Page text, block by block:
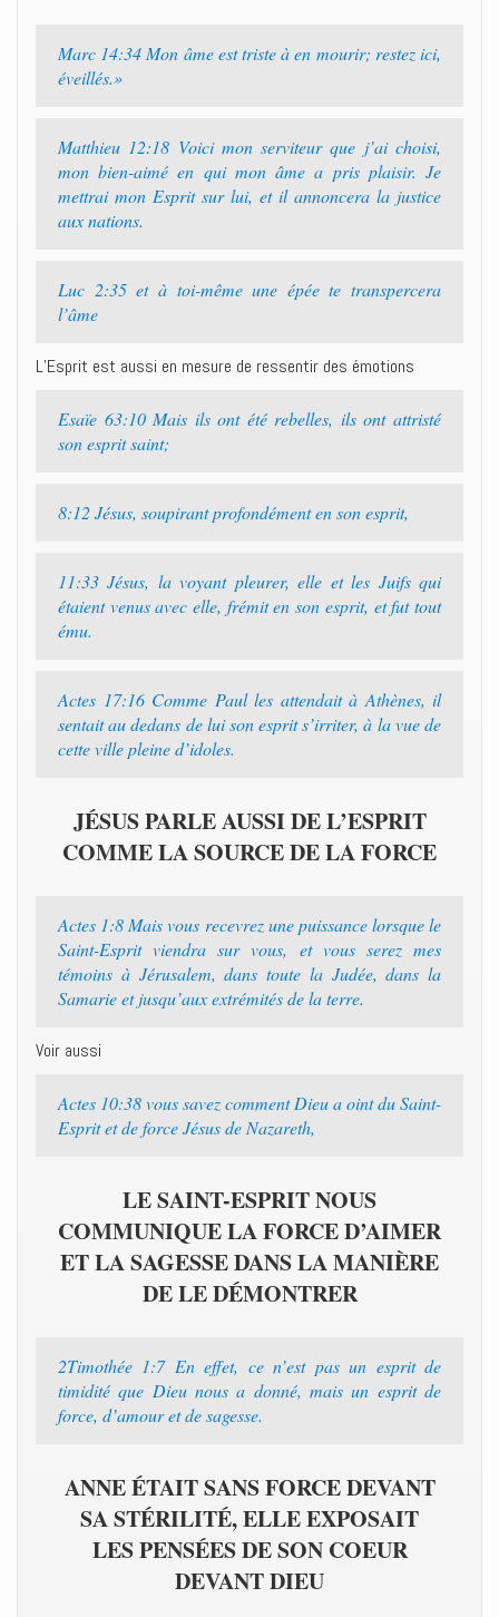
Marc 14:34 Mon âme est triste à en mourir; restez ici,
éveillés.»
Matthieu 12:18 Voici mon serviteur que j’ai choisi,
mon bien-aimé en qui mon âme a pris plaisir. Je
mettrai mon Esprit sur lui, et il annoncera la justice
aux nations.
Luc 2:35 et à toi-même une épée te transpercera
l’âme
L’Esprit est aussi en mesure de ressentir des émotions
Esaïe 63:10 Mais ils ont été rebelles, ils ont attristé
son esprit saint;
8:12 Jésus, soupirant profondément en son esprit,
11:33 Jésus, la voyant pleurer, elle et les Juifs qui
étaient venus avec elle, frémit en son esprit, et fut tout
ému.
Actes 17:16 Comme Paul les attendait à Athènes, il
sentait au dedans de lui son esprit s’irriter, à la vue de
cette ville pleine d’idoles.
JÉSUS PARLE AUSSI DE L’ESPRIT
COMME LA SOURCE DE LA FORCE
Actes 1:8 Mais vous recevrez une puissance lorsque le
Saint-Esprit viendra sur vous, et vous serez mes
témoins à Jérusalem, dans toute la Judée, dans la
Samarie et jusqu’aux extrémités de la terre.
Voir aussi
Actes 10:38 vous savez comment Dieu a oint du Saint-
Esprit et de force Jésus de Nazareth,
LE SAINT-ESPRIT NOUS
COMMUNIQUE LA FORCE D’AIMER
ET LA SAGESSE DANS LA MANIÈRE
DE LE DÉMONTRER
2Timothée 1:7 En effet, ce n’est pas un esprit de
timidité que Dieu nous a donné, mais un esprit de
force, d’amour et de sagesse.
ANNE ÉTAIT SANS FORCE DEVANT
SA STÉRILITÉ, ELLE EXPOSAIT
LES PENSÉES DE SON COEUR
DEVANT DIEU